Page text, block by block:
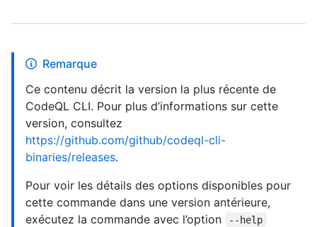
Remarque
Ce contenu décrit la version la plus récente de
CodeQL CLI. Pour plus d’informations sur cette
version, consultez
https://github.com/github/codeql-cli-
binaries/releases.
Pour voir les détails des options disponibles pour
cette commande dans une version antérieure,
exécutez la commande avec l’option
--help